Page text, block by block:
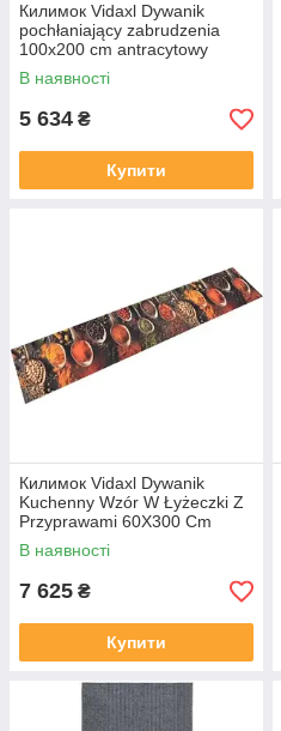
Килимок Vidaxl Dywanik
pochłaniający zabrudzenia
100x200 cm antracytowy
2966725
В наявності
5 634 ₴
Купити
Килимок Vidaxl Dywanik
Kuchenny Wzór W Łyżeczki Z
Przyprawami 60X300 Cm
136545
В наявності
7 625 ₴
Купити